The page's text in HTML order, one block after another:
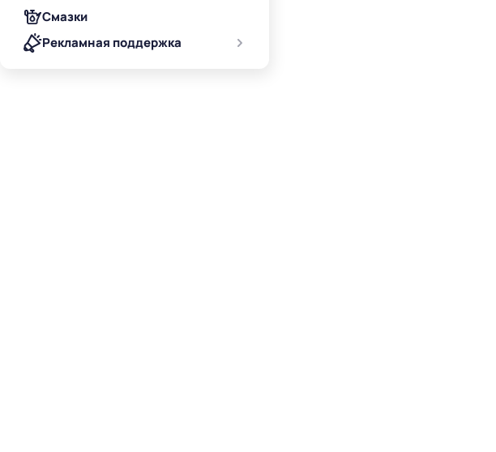
Смазки
Рекламная поддержка